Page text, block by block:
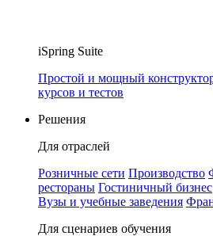
iSpring Suite
Простой и мощный
курсов и тестов
Решения
Для отраслей
Розничные сети Производство
рестораны Гостиничный бизнес
Вузы и учебные заведения
Для сценариев обучения